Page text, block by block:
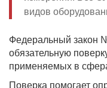
видов
Федеральный закон
обязательную
применяемых в
Поверка помогает